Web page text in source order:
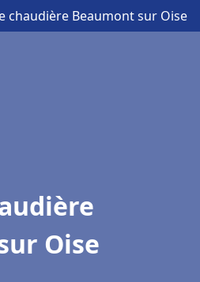
chaudière Beaumont sur Oise
Oise